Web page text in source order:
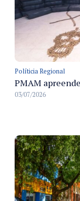
Políticia Regional
03/07/2026